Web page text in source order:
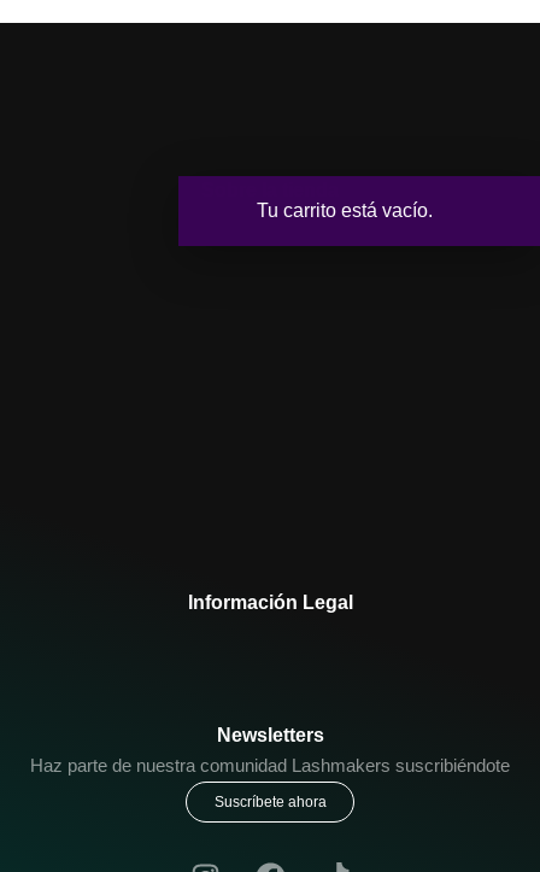
Tu carrito está vacío.
Información Legal
Newsletters
Haz parte de nuestra comunidad Lashmakers suscribiéndote
Suscríbete ahora